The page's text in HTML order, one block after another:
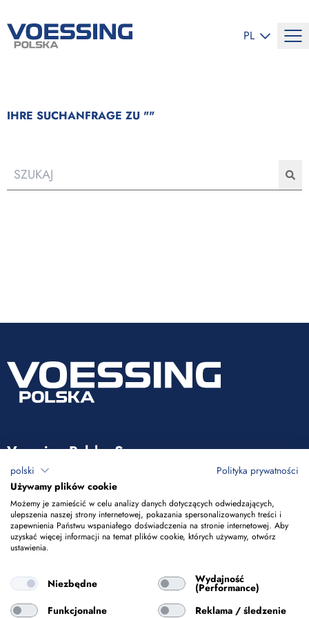
PL
IHRE SUCHANFRAGE ZU ""
Voessing Polska Sp. z o.o.
ul. Tadeusza Kościuszki 53
85-079 Bydgoszcz
+48 52 365 50 10
info@voessing.pl
polski
Polityka prywatności
Używamy plików cookie
Możemy je zamieścić w celu analizy danych dotyczących odwiedzających,
ulepszenia naszej strony internetowej, pokazania spersonalizowanych treści i
zapewnienia Państwu wspaniałego doświadczenia na stronie internetowej. Aby
uzyskać więcej informacji na temat plików cookie, których używamy, otwórz
ustawienia.
Niezbędne Wydajność
(Performance)
Funkcjonalne
Reklama / śledzenie